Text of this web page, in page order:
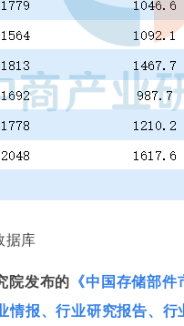
据库
院发布的 《中国存储部
情报、行业研究报告、 行